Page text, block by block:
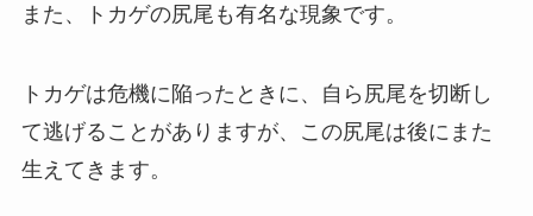
また、トカゲの尻尾も有名な現象です。
トカゲは危機に陥ったときに、自ら尻尾を切断し
て逃げることがありますが、この尻尾は後にまた
生えてきます。